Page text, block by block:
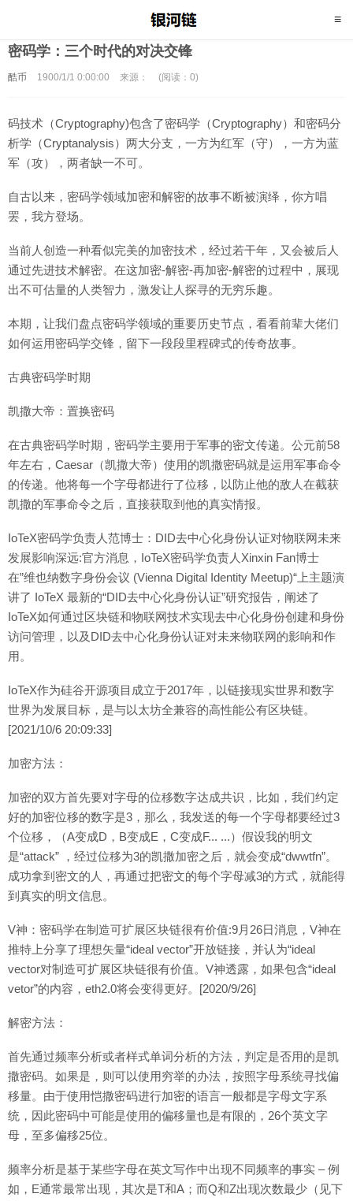
密码学：三个时代的对决交锋
酷币 1900/1/1 0:00:00 来源： (阅读：0)
码技术（Cryptography)包含了密码学（Cryptography）和密码分
析学（Cryptanalysis）两大分支，一方为红军（守），一方为蓝
军（攻），两者缺一不可。
自古以来，密码学领域加密和解密的故事不断被演绎，你方唱
罢，我方登场。
当前人创造一种看似完美的加密技术，经过若干年，又会被后人
通过先进技术解密。在这加密-解密-再加密-解密的过程中，展现
出不可估量的人类智力，激发让人探寻的无穷乐趣。
本期，让我们盘点密码学领域的重要历史节点，看看前辈大佬们
如何运用密码学交锋，留下一段段里程碑式的传奇故事。
古典密码学时期
凯撒大帝：置换密码
在古典密码学时期，密码学主要用于军事的密文传递。公元前58
年左右，Caesar（凯撒大帝）使用的凯撒密码就是运用军事命令
的传递。他将每一个字母都进行了位移，以防止他的敌人在截获
凯撒的军事命令之后，直接获取到他的真实情报。
IoTeX密码学负责人范博士：DID去中心化身份认证对物联网未来
发展影响深远:官方消息，IoTeX密码学负责人Xinxin Fan博士
在”维也纳数字身份会议 (Vienna Digital Identity Meetup)“上主题演
讲了 IoTeX 最新的“DID去中心化身份认证”研究报告，阐述了
IoTeX如何通过区块链和物联网技术实现去中心化身份创建和身份
访问管理，以及DID去中心化身份认证对未来物联网的影响和作
用。
IoTeX作为硅谷开源项目成立于2017年，以链接现实世界和数字
世界为发展目标，是与以太坊全兼容的高性能公有区块链。
[2021/10/6 20:09:33]
加密方法：
加密的双方首先要对字母的位移数字达成共识，比如，我们约定
好的加密位移的数字是3，那么，我发送的每一个字母都要经过3
个位移，（A变成D，B变成E，C变成F... ...）假设我的明文
是“attack” ，经过位移为3的凯撒加密之后，就会变成“dwwtfn”。
成功拿到密文的人，再通过把密文的每个字母减3的方式，就能得
到真实的明文信息。
V神：密码学在制造可扩展区块链很有价值:9月26日消息，V神在
推特上分享了理想矢量“ideal vector”开放链接，并认为“ideal
vector对制造可扩展区块链很有价值。V神透露，如果包含“ideal
vetor”的内容，eth2.0将会变得更好。[2020/9/26]
解密方法：
首先通过频率分析或者样式单词分析的方法，判定是否用的是凯
撒密码。如果是，则可以使用穷举的办法，按照字母系统寻找偏
移量。由于使用恺撒密码进行加密的语言一般都是字母文字系
统，因此密码中可能是使用的偏移量也是有限的，26个英文字
母，至多偏移25位。
频率分析是基于某些字母在英文写作中出现不同频率的事实 – 例
如，E通常最常出现，其次是T和A；而Q和Z出现次数最少（见下